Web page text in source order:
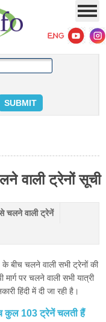
वाली ट्रेनों सूची
से चलने वाली ट्रेनें
बीच चलने वाली सभी ट्रेनों की
पर चलने वाली सभी यात्री
हिंदी में दी जा रही है।
कुल 103 ट्रेनें चलती हैं